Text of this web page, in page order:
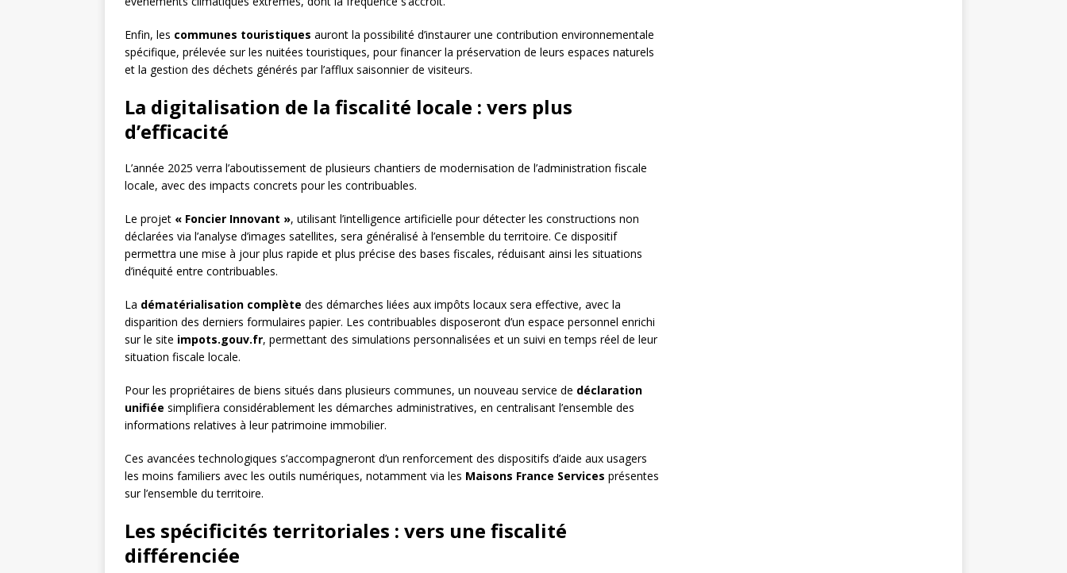
Enfin, les communes touristiques auront la possibilité d’instaurer une contribution environnementale
spécifique, prélevée sur les nuitées touristiques, pour financer la préservation de leurs espaces naturels
et la gestion des déchets générés par l’afflux saisonnier de visiteurs.
La digitalisation de la fiscalité locale : vers plus
d’efficacité
L’année 2025 verra l’aboutissement de plusieurs chantiers de modernisation de l’administration fiscale
locale, avec des impacts concrets pour les contribuables.
Le projet « Foncier Innovant », utilisant l’intelligence artificielle pour détecter les constructions non
déclarées via l’analyse d’images satellites, sera généralisé à l’ensemble du territoire. Ce dispositif
permettra une mise à jour plus rapide et plus précise des bases fiscales, réduisant ainsi les situations
d’inéquité entre contribuables.
La dématérialisation complète des démarches liées aux impôts locaux sera effective, avec la
disparition des derniers formulaires papier. Les contribuables disposeront d’un espace personnel enrichi
sur le site impots.gouv.fr, permettant des simulations personnalisées et un suivi en temps réel de leur
situation fiscale locale.
Pour les propriétaires de biens situés dans plusieurs communes, un nouveau service de déclaration
unifiée simplifiera considérablement les démarches administratives, en centralisant l’ensemble des
informations relatives à leur patrimoine immobilier.
Ces avancées technologiques s’accompagneront d’un renforcement des dispositifs d’aide aux usagers
les moins familiers avec les outils numériques, notamment via les Maisons France Services présentes
sur l’ensemble du territoire.
Les spécificités territoriales : vers une fiscalité
différenciée